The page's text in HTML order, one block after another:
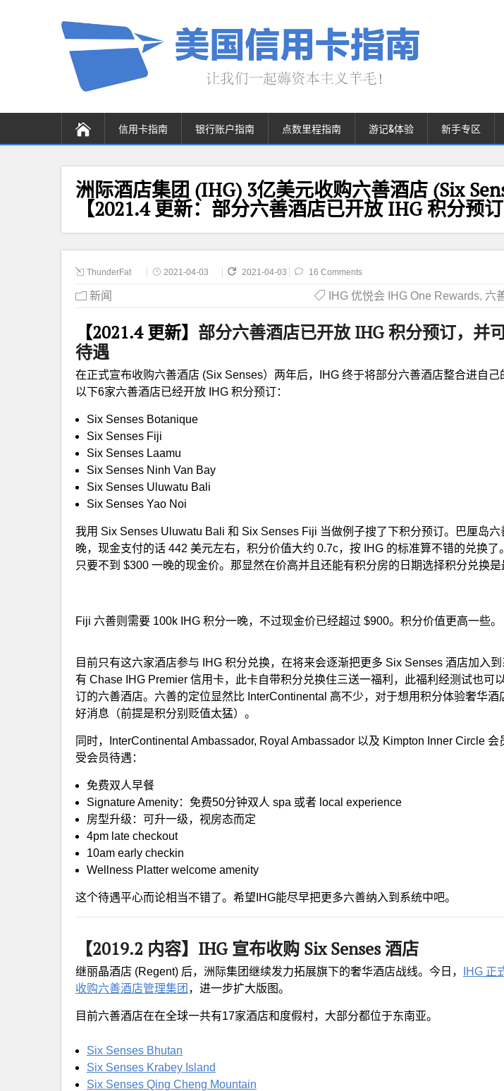
信用卡指南 银行账户指南 点数里程指南 游记&体验 新手专区
洲际酒店集团 (IHG) 3亿美元收购六善酒店 (Six
【2021.4 更新：部分六善酒店已开放 IHG 积分预订
ThunderFat 2021-04-03 2021-04-03 16 Comments
新闻 IHG 优悦会 IHG One Rewards, 六
【2021.4 更新】 部分六善酒店已开放 IHG 积分预订，并
待遇
在正式宣布收购六善酒店 (Six Senses）两年后，IHG 终于将部分六善酒店整合进自己
以下6家六善酒店已经开放 IHG 积分预订：
Six Senses Botanique
Six Senses Fiji
Six Senses Laamu
Six Senses Ninh Van Bay
Six Senses Uluwatu Bali
Six Senses Yao Noi
我用 Six Senses Uluwatu Bali 和 Six Senses Fiji 当做例子搜了下积分预订。巴厘岛六
晚，现金支付的话 442 美元左右，积分价值大约 0.7c，按 IHG 的标准算不错的兑换了
只要不到 $300 一晚的现金价。那显然在价高并且还能有积分房的日期选择积分兑换是
Fiji 六善则需要 100k IHG 积分一晚，不过现金价已经超过 $900。积分价值更高一些。
目前只有这六家酒店参与 IHG 积分兑换，在将来会逐渐把更多 Six Senses 酒店加入
有 Chase IHG Premier 信用卡，此卡自带积分兑换住三送一福利，此福利经测试也可
订的六善酒店。六善的定位显然比 InterContinental 高不少，对于想用积分体验奢华酒
好消息（前提是积分别贬值太猛）。
同时，InterContinental Ambassador, Royal Ambassador 以及 Kimpton Inner Circle 会
受会员待遇：
免费双人早餐
Signature Amenity：免费50分钟双人 spa 或者 local experience
房型升级：可升一级，视房态而定
4pm late checkout
10am early checkin
Wellness Platter welcome amenity
这个待遇平心而论相当不错了。希望IHG能尽早把更多六善纳入到系统中吧。
【2019.2 内容】IHG 宣布收购 Six Senses 酒店
继丽晶酒店 (Regent) 后，洲际集团继续发力拓展旗下的奢华酒店战线。今日，
IHG 正
收购六善酒店管理集团 ，进一步扩大版图。
目前六善酒店在在全球一共有17家酒店和度假村，大部分都位于东南亚。
Six Senses Bhutan
Six Senses Krabey Island
Six Senses Qing Cheng Mountain